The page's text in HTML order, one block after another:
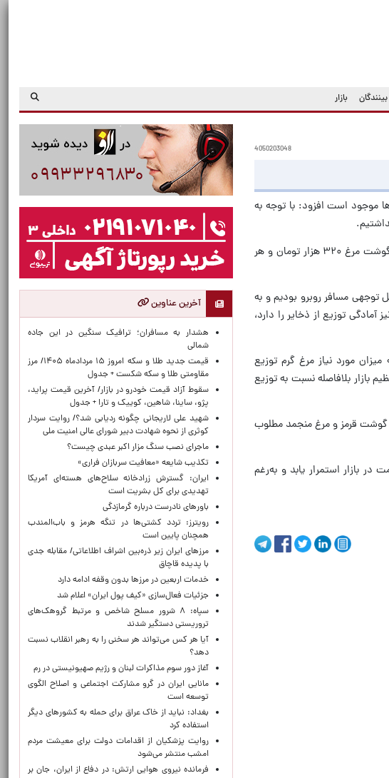
بازار
4050203048
موجود است افزود: با توجه به
وی افزود: قیمت هر کیلو گوشت قرمز در میدان بهمن برای مصرف کننده یک میلیون و ۲۸۰ هزار تومان، گوشت مرغ ۳۲۰ هزار تومان و هر
توجهی مسافر روبرو بودیم و به
توزیع از ذخایر را دارد،
مورد نیاز مرغ گرم توزیع
بازار بلافاصله نسبت به توزیع
گوشت قرمز و مرغ منجمد مطلوب
بازار استمرار یابد و به‌رغم
آخرین عناوین
هشدار به مسافران؛ ترافیک سنگین در این جاده
شمالی
قیمت جدید طلا و سکه امروز ۱۵ مردادماه ۱۴۰۵/ مرز
مقاومتی طلا و سکه شکست + جدول
سقوط آزاد قیمت خودرو در بازار/ آخرین قیمت پراید،
پژو، ساینا، شاهین، کوییک و تارا + جدول
شهید علی لاریجانی چگونه ردیابی شد؟/ روایت سردار
کوثری از نحوه شهادت دبیر شورای عالی امنیت ملی
ماجرای نصب سنگ مزار اکبر عبدی چیست؟
تکذیب شایعه «معافیت سربازان فراری»
ایران: گسترش زرادخانه سلاح‌های هسته‌ای آمریکا
تهدیدی برای کل بشریت است
باورهای نادرست درباره گرمازدگی
رویترز: تردد کشتی‌ها در تنگه هرمز و باب‌المندب
همچنان پایین است
مرزهای ایران زیر ذره‌بین اشراف اطلاعاتی/ مقابله جدی
با پدیده قاچاق
خدمات اربعین در مرزها بدون وقفه ادامه دارد
جزئیات فعال‌سازی «کیف پول ایران» اعلام شد
سپاه: ۸ شرور مسلح شاخص و مرتبط گروهک‌های
تروریستی دستگیر شدند
آیا هر کس می‌تواند هر سخنی را به رهبر انقلاب نسبت
دهد؟
آغاز دور سوم مذاکرات لبنان و رژیم صهیونیستی در رم
مانایی ایران در گرو مشارکت اجتماعی و اصلاح الگوی
توسعه است
بغداد: نباید از خاک عراق برای حمله به کشورهای دیگر
استفاده کرد
روایت پزشکیان از اقدامات دولت برای معیشت مردم
امشب منتشر می‌شود
فرمانده نیروی هوایی ارتش: در دفاع از ایران، جان بر